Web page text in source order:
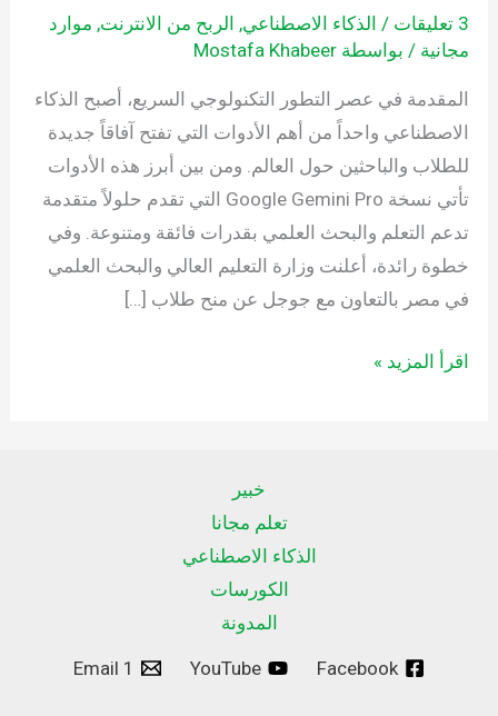
3 تعليقات / الذكاء الاصطناعي, الربح من الانترنت, موارد
مجانية / بواسطة Mostafa Khabeer
المقدمة في عصر التطور التكنولوجي السريع، أصبح الذكاء
الاصطناعي واحداً من أهم الأدوات التي تفتح آفاقاً جديدة
للطلاب والباحثين حول العالم. ومن بين أبرز هذه الأدوات
تأتي نسخة Google Gemini Pro التي تقدم حلولاً متقدمة
تدعم التعلم والبحث العلمي بقدرات فائقة ومتنوعة. وفي
خطوة رائدة، أعلنت وزارة التعليم العالي والبحث العلمي
في مصر بالتعاون مع جوجل عن منح طلاب […]
كامل
اقرأ المزيد »
خبير
تعلم مجانا
الذكاء الاصطناعي
الكورسات
المدونة
Facebook
YouTube
Email 1